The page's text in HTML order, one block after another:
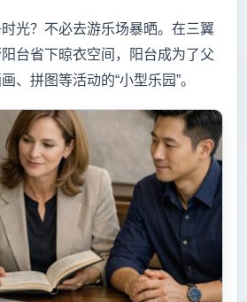
光？不必去游乐场暴晒。在三翼
台省下晾衣空间，阳台成为了父
、拼图等活动的“小型乐园”。